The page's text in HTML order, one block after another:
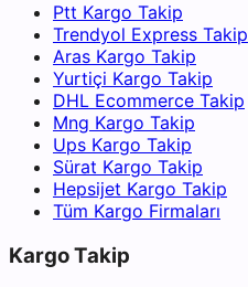
Ptt Kargo Takip
Trendyol Express Takip
Aras Kargo Takip
Yurtiçi Kargo Takip
DHL Ecommerce Takip
Mng Kargo Takip
Ups Kargo Takip
Sürat Kargo Takip
Hepsijet Kargo Takip
Tüm Kargo Firmaları
Kargo Takip